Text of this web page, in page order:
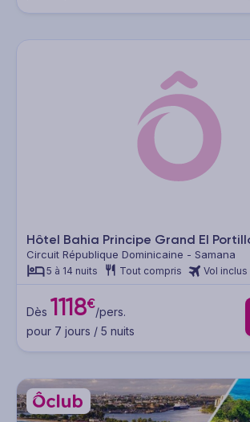
Hôtel Bahia Principe Grand El
Circuit République Dominicaine - Samana
5 à 14 nuits Tout compris Vol inclus
Dès 1118€/pers.
pour 7 jours / 5 nuits